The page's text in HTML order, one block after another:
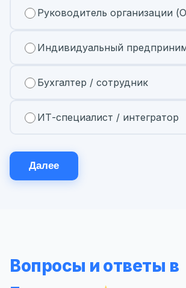
Руководитель организации
Индивидуальный
Бухгалтер / сотрудник
ИТ-специалист / интегратор
Далее
Вопросы и ответы в